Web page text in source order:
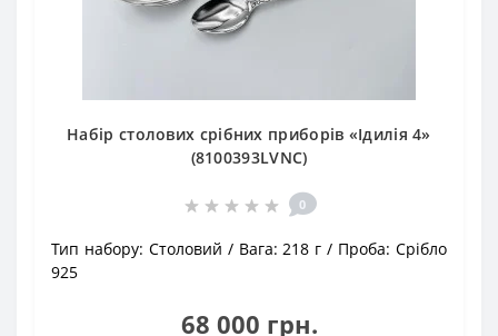
Набір столових срібних приборів «Ідилія 4»
(8100393LVNC)
0
Тип набору: Столовий Вага: 218 г Проба: Срібло
925
68 000 грн.